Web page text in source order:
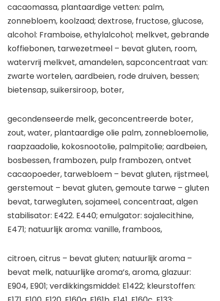
cacaomassa, plantaardige vetten: palm,
zonnebloem, koolzaad; dextrose, fructose, glucose,
alcohol: Framboise, ethylalcohol; melkvet, gebrande
koffiebonen, tarwezetmeel – bevat gluten, room,
watervrij melkvet, amandelen, sapconcentraat van:
zwarte wortelen, aardbeien, rode druiven, bessen;
bietensap, suikersiroop, boter,
gecondenseerde melk, geconcentreerde boter,
zout, water, plantaardige olie palm, zonnebloemolie,
raapzaadolie, kokosnootolie, palmpitolie; aardbeien,
bosbessen, frambozen, pulp frambozen, ontvet
cacaopoeder, tarwebloem – bevat gluten, rijstmeel,
gerstemout – bevat gluten, gemoute tarwe – gluten
bevat, tarwegluten, sojameel, concentraat, algen
stabilisator: E422. E440; emulgator: sojalecithine,
E471; natuurlijk aroma: vanille, framboos,
citroen, citrus – bevat gluten; natuurlijk aroma –
bevat melk, natuurlijke aroma’s, aroma, glazuur:
E904, E901; verdikkingsmiddel: E1422; kleurstoffen: